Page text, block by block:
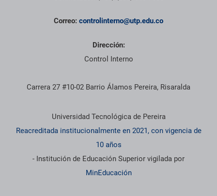
Correo: controlinterno@utp.edu.co
Dirección:
Control Interno
Carrera 27 #10-02 Barrio Álamos Pereira, Risaralda
Información institucional
Universidad Tecnológica de Pereira
Reacreditada institucionalmente en 2021, con vigencia de
10 años
- Institución de Educación Superior vigilada por
MinEducación